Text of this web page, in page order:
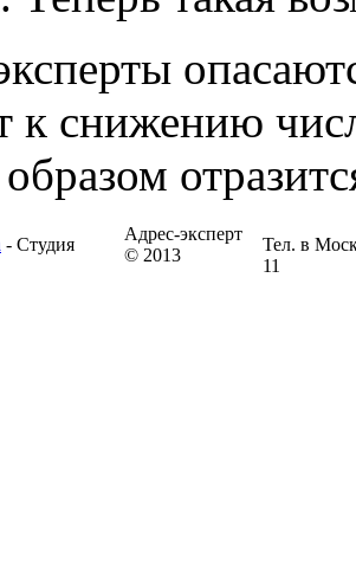
к снижению
- Студия
Адрес-эксперт
© 2013
Тел. в
11